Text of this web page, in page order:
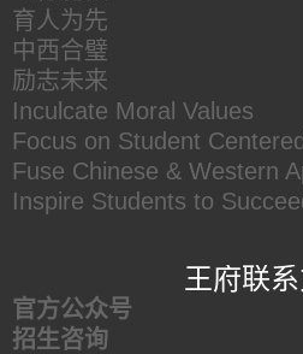
育人为先
中西合璧
励志未来
Inculcate Moral Values
Focus on Student
Fuse Chinese & Western
Inspire Students to
王府联
官方公众号
招生咨询